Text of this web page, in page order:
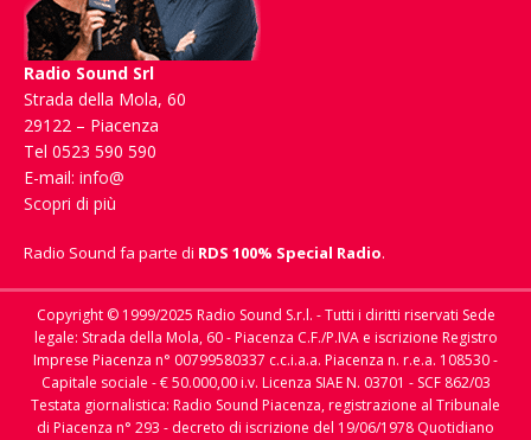
Radio Sound Srl
Strada della Mola, 60
29122 – Piacenza
Tel 0523 590 590
E-mail: info@
Scopri di più
Radio Sound fa parte di RDS 100% Special Radio.
Copyright © 1999/2025 Radio Sound S.r.l. - Tutti i diritti riservati Sede
legale: Strada della Mola, 60 - Piacenza C.F./P.IVA e iscrizione Registro
Imprese Piacenza n° 00799580337 c.c.i.a.a. Piacenza n. r.e.a. 108530 -
Capitale sociale - € 50.000,00 i.v. Licenza SIAE N. 03701 - SCF 862/03
Testata giornalistica: Radio Sound Piacenza, registrazione al Tribunale
di Piacenza n° 293 - decreto di iscrizione del 19/06/1978 Quotidiano